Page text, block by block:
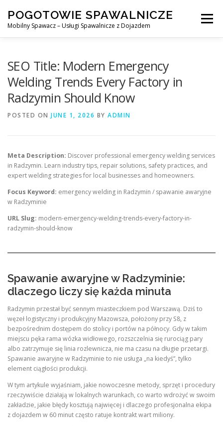
content
POGOTOWIE SPAWALNICZE
Mobilny Spawacz – Usługi Spawalnicze z Dojazdem
Menu
SPAWANIE MIG/MAG (GMAW)
SEO Title: Modern Emergency
Welding Trends Every Factory in
Radzymin Should Know
POSTED ON JUNE 1, 2026 BY ADMIN
Meta Description: Discover professional emergency welding services
in Radzymin. Learn industry tips, repair solutions, safety practices, and
expert welding strategies for local businesses and homeowners.
Focus Keyword: emergency welding in Radzymin / spawanie awaryjne
w Radzyminie
URL Slug: modern-emergency-welding-trends-every-factory-in-
radzymin-should-know
Spawanie awaryjne w Radzyminie:
dlaczego liczy się każda minuta
Radzymin przestał być sennym miasteczkiem pod Warszawą. Dziś to
węzeł logistyczny i produkcyjny Mazowsza, położony przy S8, z
bezpośrednim dostępem do stolicy i portów na północy. Gdy w takim
miejscu pęka rama wózka widłowego, rozszczelnia się rurociąg pary
albo zatrzymuje się linia rozlewnicza, nie ma czasu na długie przetargi.
Spawanie awaryjne w Radzyminie to nie usługa „na kiedyś”, tylko
element ciągłości produkcji.
W tym artykule wyjaśniam, jakie nowoczesne metody, sprzęt i procedury
rzeczywiście działają w lokalnych warunkach, co warto wdrożyć w swoim
zakładzie, jakie błędy kosztują najwięcej i dlaczego profesjonalna ekipa
z dojazdem w 60 minut często ratuje kontrakt wart miliony.